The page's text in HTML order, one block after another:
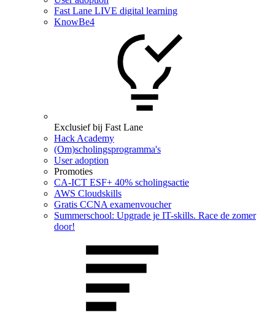
Fast Lane LIVE digital learning
KnowBe4
Exclusief bij Fast Lane
Hack Academy
(Om)scholingsprogramma's
User adoption
Promoties
CA‑ICT ESF+ 40% scholingsactie
AWS Cloudskills
Gratis CCNA examenvoucher
Summerschool: Upgrade je IT-skills. Race de zomer
door!